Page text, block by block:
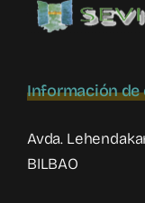
parental
Información
Avda.
BILBAO